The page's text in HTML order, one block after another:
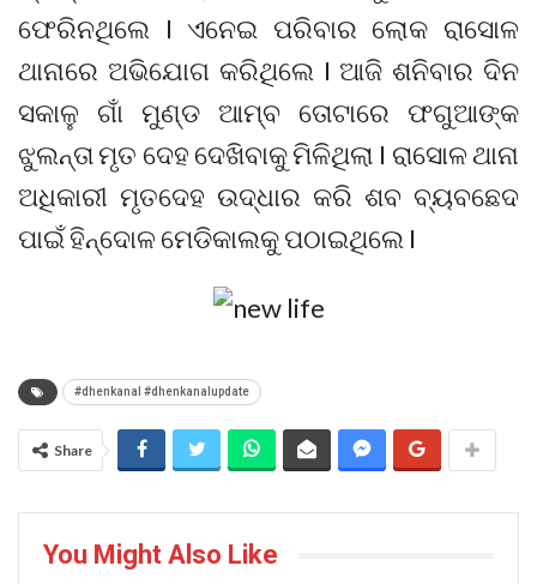
ଫେରିନଥିଲେ I ଏନେଇ ପରିବାର ଲୋକ ରାସୋଳ
ଥାନାରେ ଅଭିଯୋଗ କରିଥିଲେ I ଆଜି ଶନିବାର ଦିନ
ସକାଳୁ ଗାଁ ମୁଣ୍ଡ ଆମ୍ବ ତୋଟାରେ ଫଗୁଆଙ୍କ
ଝୁଲନ୍ତା ମୃତ ଦେହ ଦେଖିବାକୁ ମିଳିଥିଲା I ରାସୋଳ ଥାନା
ଅଧିକାରୀ ମୃତଦେହ ଉଦ୍ଧାର କରି ଶବ ବ୍ୟବଛେଦ
ପାଇଁ ହିନ୍ଦୋଳ ମେଡିକାଲକୁ ପଠାଇଥିଲେ I
#dhenkanal #dhenkanalupdate
Share
You Might Also Like